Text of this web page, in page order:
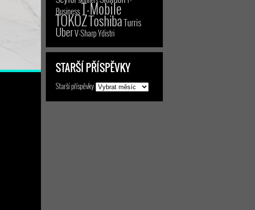
BusinessT-Mobile
TOKOZToshibaTurris
UberV-SharpYdistri
STARŠÍ PŘÍSPĚVKY
Starší příspěvky